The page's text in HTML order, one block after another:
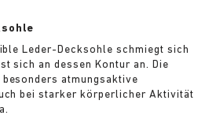
Leder-Decksohle schmiegt sich
sich an dessen Kontur an. Die
atmungsaktive
bei starker körperlicher Aktivität